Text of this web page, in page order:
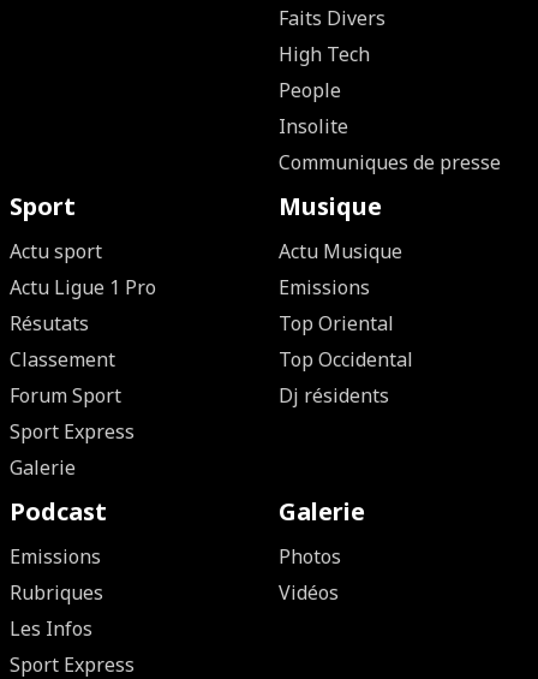
Faits Divers
High Tech
People
Insolite
Communiques de presse
Sport
Actu sport
Actu Ligue 1 Pro
Résutats
Classement
Forum Sport
Sport Express
Galerie
Musique
Actu Musique
Emissions
Top Oriental
Top Occidental
Dj résidents
Podcast
Emissions
Rubriques
Les Infos
Sport Express
Galerie
Photos
Vidéos